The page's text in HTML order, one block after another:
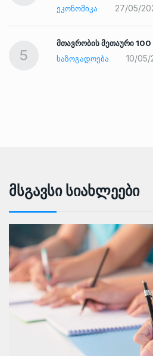
ᲔᲙᲝᲜᲝᲛᲘᲙᲐ
27/05/
5
მთავრობის მეთაური
ᲡᲐᲖᲝᲒᲐᲓᲝᲔᲑᲐ
10/05/
Მსგავსი Სიახლეები